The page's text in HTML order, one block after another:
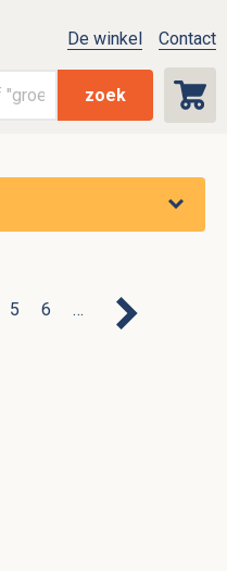
zoek
De winkel Contact
5 6 …